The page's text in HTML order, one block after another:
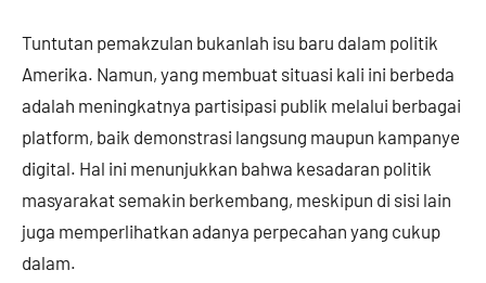
Tuntutan pemakzulan bukanlah isu baru dalam politik
Amerika. Namun, yang membuat situasi kali ini berbeda
adalah meningkatnya partisipasi publik melalui berbagai
platform, baik demonstrasi langsung maupun kampanye
digital. Hal ini menunjukkan bahwa kesadaran politik
masyarakat semakin berkembang, meskipun di sisi lain
juga memperlihatkan adanya perpecahan yang cukup
dalam.